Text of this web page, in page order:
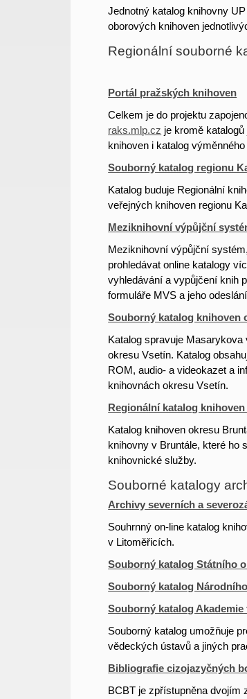
Jednotný katalog knihovny
oborových knihoven
Regionální souborné
Portál pražských knihoven
Celkem je do projektu
raks.mlp.cz je kromě
knihoven i katalog výměnného
Souborný katalog regionu
Katalog buduje Regionální
veřejných knihoven regionu
Meziknihovní výpůjční
Meziknihovní výpůjční
prohledávat online katalogy
vyhledávání a vypůjčení knih
formuláře MVS a jeho
Souborný katalog knihoven
Katalog spravuje
okresu Vsetín. Katalog
ROM, audio- a videokazet a
knihovnách okresu Vsetín.
Regionální katalog
Katalog knihoven okresu
knihovny v Bruntále, které ho
knihovnické služby.
Souborné katalogy
Archivy severních a
Souhrnný on-line katalog
v Litoměřicích.
Souborný katalog Státního
Souborný katalog
Souborný katalog Akademie
Souborný katalog umožňuje
vědeckých ústavů a jiných
Bibliografie cizojazyčných
BCBT je zpřístupněna dvojím